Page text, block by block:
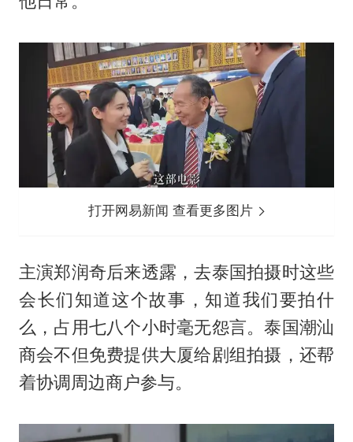
打开网易新闻 查看更多图片
主演郑润奇后来透露，去泰国拍摄时这些
会长们知道这个故事，知道我们要拍什
么，占用七八个小时毫无怨言。泰国潮汕
商会不但免费提供大厦给剧组拍摄，还帮
着协调周边商户参与。